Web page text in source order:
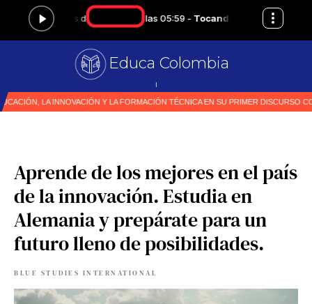
Educa Colombia
Primer medio e
Aprende de los mejores en el país
de la innovación. Estudia en
Alemania y prepárate para un
futuro lleno de posibilidades.
BLUE STUDIES INTERNATIONAL